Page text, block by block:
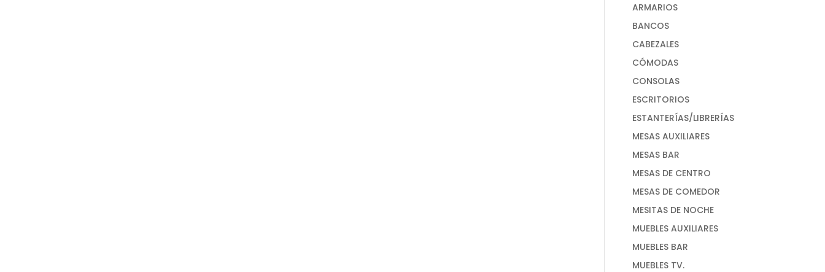
ARMARIOS
BANCOS
CABEZALES
CÓMODAS
CONSOLAS
ESCRITORIOS
ESTANTERÍAS/LIBRERÍAS
MESAS AUXILIARES
MESAS BAR
MESAS DE CENTRO
MESAS DE COMEDOR
MESITAS DE NOCHE
MUEBLES AUXILIARES
MUEBLES BAR
MUEBLES TV.